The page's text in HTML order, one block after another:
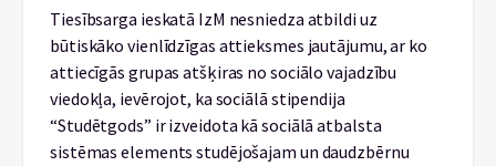
Tiesībsarga ieskatā IzM nesniedza atbildi uz
būtiskāko vienlīdzīgas attieksmes jautājumu, ar ko
attiecīgās grupas atšķiras no sociālo vajadzību
viedokļa, ievērojot, ka sociālā stipendija
“Studētgods” ir izveidota kā sociālā atbalsta
sistēmas elements studējošajam un daudzbērnu